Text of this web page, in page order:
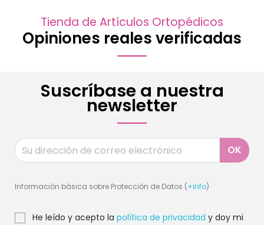
Tienda de Artículos Ortopédicos
Opiniones reales verificadas
Suscríbase a nuestra
newsletter
Información básica sobre Protección de Datos (+info)
He leído y acepto la política de privacidad y doy mi